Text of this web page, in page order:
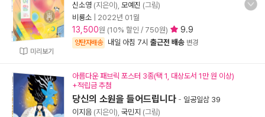
미리보기
신소영 (지은이), 모예진 (그림)
비룡소
2022년 01월
13,500원 (10% 할인 / 750원) 9.9
양탄자배송 내일 아침 7시 출근전 배송 변경
아름다운 패브릭 포스터 3종(택 1, 대상도서 1만 원 이상)
+적립금 추첨
당신의 소원을 들어드립니다 - 일공일삼 39
이지음 (지은이), 국민지 (그림)